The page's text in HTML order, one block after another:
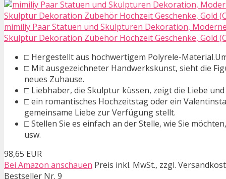
mimiliy Paar Statuen und Skulpturen Dekoration,
Skulptur Dekoration Zubehör Hochzeit Geschenke, Gold
□ Hergestellt aus hochwertigem Polyrele-
□ Mit ausgezeichneter Handwerkskunst, sieht die
neues Zuhause.
□ Liebhaber, die Skulptur küssen, zeigt die Liebe
□ ein romantisches Hochzeitstag oder ein
gemeinsame Liebe zur Verfügung stellt.
□ Stellen Sie es einfach an der Stelle, wie Sie
usw.
98,65 EUR
Bei Amazon anschauen Preis inkl. MwSt., zzgl.
Bestseller Nr. 9